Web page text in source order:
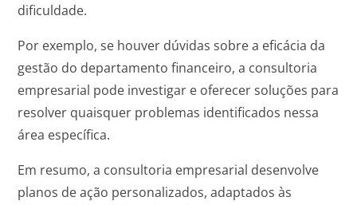
dificuldade.
Por exemplo, se houver dúvidas sobre a eficácia da
gestão do departamento financeiro, a consultoria
empresarial pode investigar e oferecer soluções para
resolver quaisquer problemas identificados nessa
área específica.
Em resumo, a consultoria empresarial desenvolve
planos de ação personalizados, adaptados às